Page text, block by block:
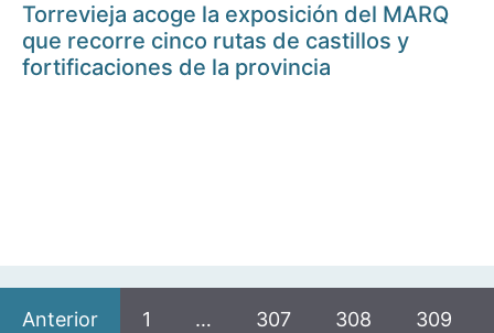
Torrevieja acoge la exposición del MARQ
que recorre cinco rutas de castillos y
fortificaciones de la provincia
Anterior 1 … 307 308 309